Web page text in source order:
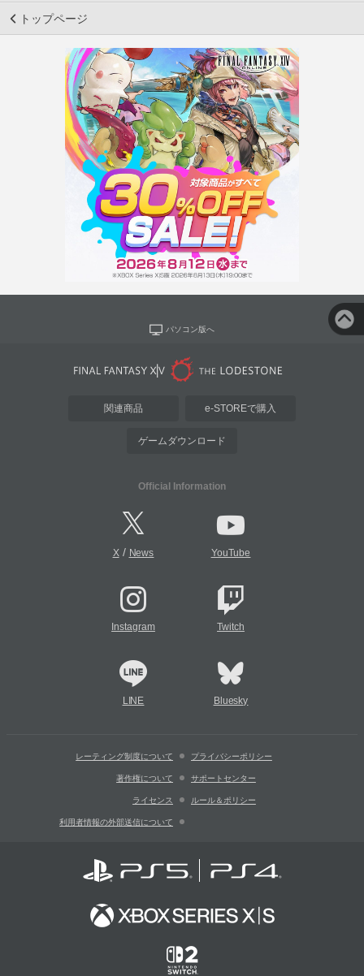
トップページ
パソコン版へ
関連商品 e-STOREで購入
ゲームダウンロード
Official Information
X/ News YouTube
Instagram Twitch
LINE Bluesky
レーティング制度について プライバシーポリシー
著作権について サポートセンター
ライセンス ルール＆ポリシー
利用者情報の外部送信について